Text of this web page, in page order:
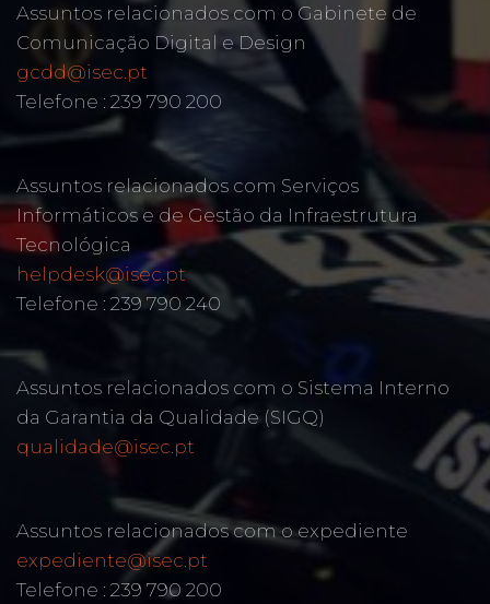
Assuntos relacionados com o Gabinete de
Comunicação Digital e Design
gcdd@isec.pt
Telefone : 239 790 200
Assuntos relacionados com Serviços
Informáticos e de Gestão da Infraestrutura
Tecnológica
helpdesk@isec.pt
Telefone : 239 790 240
Assuntos relacionados com o Sistema Interno
da Garantia da Qualidade (SIGQ)
qualidade@isec.pt
Assuntos relacionados com o expediente
expediente@isec.pt
Telefone : 239 790 200